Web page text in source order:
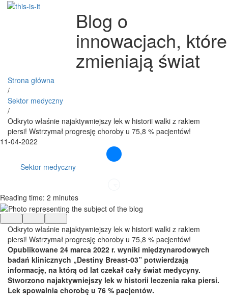
Blog o
innowacjach, które
zmieniają świat
Strona główna
/
Sektor medyczny
/
Odkryto właśnie najaktywniejszy lek w historii walki z rakiem
piersi! Wstrzymał progresję choroby u 75,8 % pacjentów!
11-04-2022
Sektor medyczny
Reading time: 2 minutes
Odkryto właśnie najaktywniejszy lek w historii walki z rakiem
piersi! Wstrzymał progresję choroby u 75,8 % pacjentów!
Opublikowane 24 marca 2022 r. wyniki międzynarodowych
badań klinicznych „Destiny Breast-03” potwierdzają
informację, na którą od lat czekał cały świat medycyny.
Stworzono najaktywniejszy lek w historii leczenia raka piersi.
Lek spowalnia chorobę u 76 % pacjentów.